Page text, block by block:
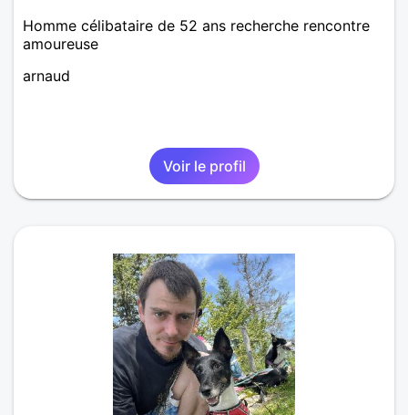
Homme célibataire de 52 ans recherche rencontre
amoureuse
arnaud
Voir le profil